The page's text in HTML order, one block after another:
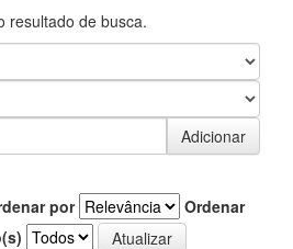
resultado de busca.
por
Ordenar